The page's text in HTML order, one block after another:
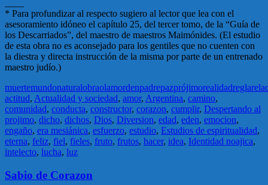
* Para profundizar al respecto sugiero al lector que lea con el
asesoramiento idóneo el capítulo 25, del tercer tomo, de la “Guía de
los Descarriados”, del maestro de maestros Maimónides. (El estudio
de esta obra no es aconsejado para los gentiles que no cuenten con
la diestra y directa instrucción de la misma por parte de un entrenado
maestro judío.)
muertemundonaturalobraolamordenpadrepazprójimorealidadregla
actitud, Actualidad y sociedad, amor, Argentina, camino,
comunidad, conducta, constructor, corazon, cumplir, Despertando al
projimo, dicho, dichos, Dios, Diversion, edad, eden, emocion,
engaño, era mesiánica, esfuerzo, estudio, Estudios de espiritualidad,
eterna, feliz, fiel, fieles, fruto, frutos, hacer, idea, Identidad noajica,
intelecto, lucha, luz
Sabio de Corazon